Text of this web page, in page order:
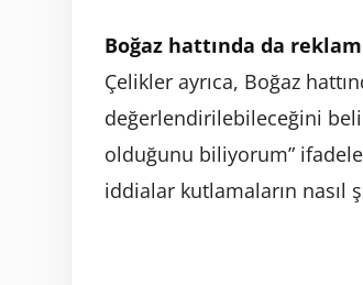
Boğaz hattında da
Çelikler ayrıca, Boğaz
değerlendirilebileceğini
olduğunu biliyorum”
iddialar kutlamaların nasıl